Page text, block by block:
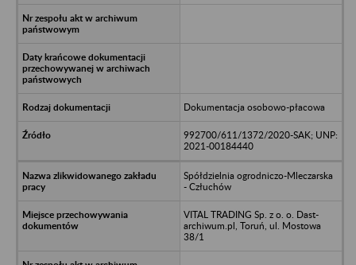
Dokumentacja osobowo-płacowa
992700/611/1372/2020-SAK; UNP:
2021-00184440
Spółdzielnia ogrodniczo-Mleczarska
- Człuchów
VITAL TRADING Sp. z o. o. Dast-
archiwum.pl, Toruń, ul. Mostowa
38/1